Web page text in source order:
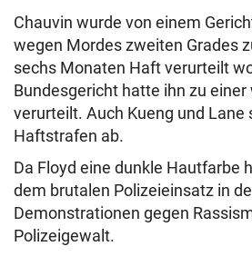
Chauvin wurde von einem
wegen Mordes zweiten Grades
sechs Monaten Haft verurteilt
Bundesgericht hatte ihn zu
verurteilt. Auch Kueng und Lane
Haftstrafen ab.
Da Floyd eine dunkle Hautfarbe
dem brutalen Polizeieinsatz in
Demonstrationen gegen
Polizeigewalt.